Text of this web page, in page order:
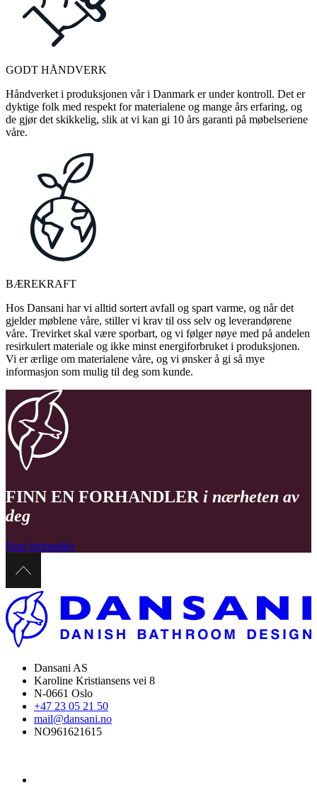
GODT HÅNDVERK
Håndverket i produksjonen vår i Danmark er under kontroll. Det er
dyktige folk med respekt for materialene og mange års erfaring, og
de gjør det skikkelig, slik at vi kan gi 10 års garanti på møbelseriene
våre.
BÆREKRAFT
Hos Dansani har vi alltid sortert avfall og spart varme, og når det
gjelder møblene våre, stiller vi krav til oss selv og leverandørene
våre. Trevirket skal være sporbart, og vi følger nøye med på andelen
resirkulert materiale og ikke minst energiforbruket i produksjonen.
Vi er ærlige om materialene våre, og vi ønsker å gi så mye
informasjon som mulig til deg som kunde.
FINN EN FORHANDLER i nærheten av
deg
Finn forhandler
Dansani AS
Karoline Kristiansens vei 8
N-0661 Oslo
+47 23 05 21 50
mail@dansani.no
NO961621615